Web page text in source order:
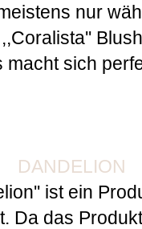
nur
macht sich
DANDELION
ist ein
Da das